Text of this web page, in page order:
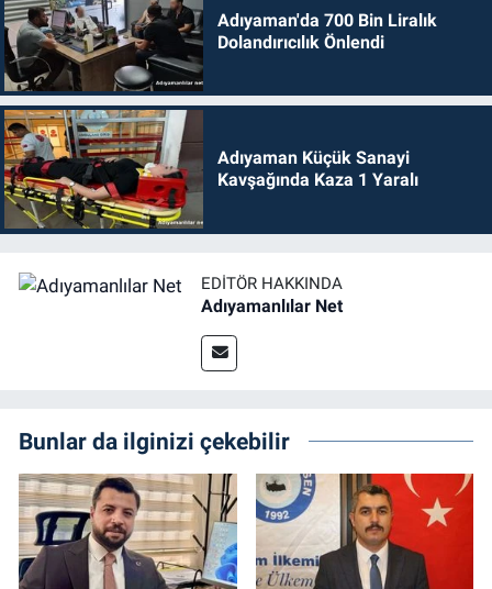
Adıyaman'da 700 Bin Liralık
Dolandırıcılık Önlendi
Adıyaman Küçük Sanayi
Kavşağında Kaza 1 Yaralı
EDITÖR HAKKINDA
Adıyamanlılar Net
Bunlar da ilginizi çekebilir